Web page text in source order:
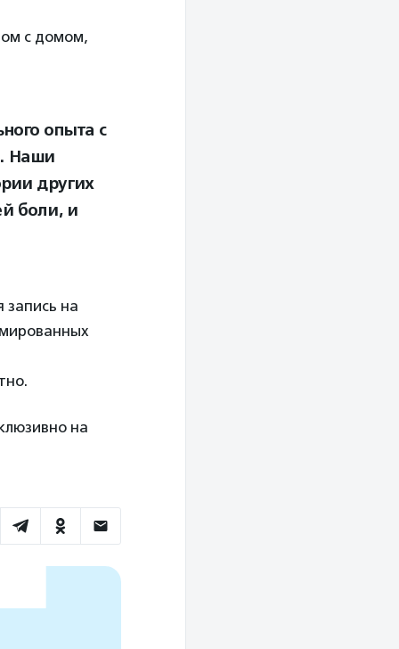
с домом,
опыта с
Наши
других
боли, и
запись на
на